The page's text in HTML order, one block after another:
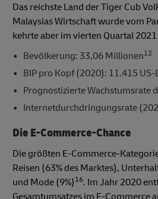
Das reichste Land der Tiger Cub
Malaysias Wirtschaft wurde vom
kehrte aber im vierten Quartal
Bevölkerung: 33,06 Millionen12
BIP pro Kopf (2020): 11.415
Prognostizierte Wachstumsrate
Internetdurchdringungsrate
Die E-Commerce-Chance
Die größten E-Commerce-
Reisen (63% des Marktes),
und Mode (9%) 16. Im Jahr 2020